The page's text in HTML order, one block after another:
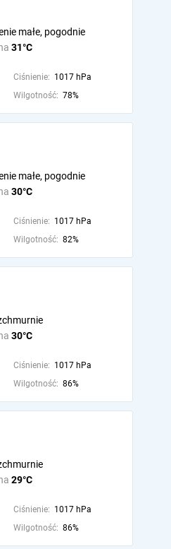
31°C
małe, pogodnie
Ciśnienie: 1017 hPa
Wilgotność: 78%
30°C
małe, pogodnie
Ciśnienie: 1017 hPa
Wilgotność: 82%
30°C
Ciśnienie: 1017 hPa
Wilgotność: 86%
29°C
Ciśnienie: 1017 hPa
Wilgotność: 86%